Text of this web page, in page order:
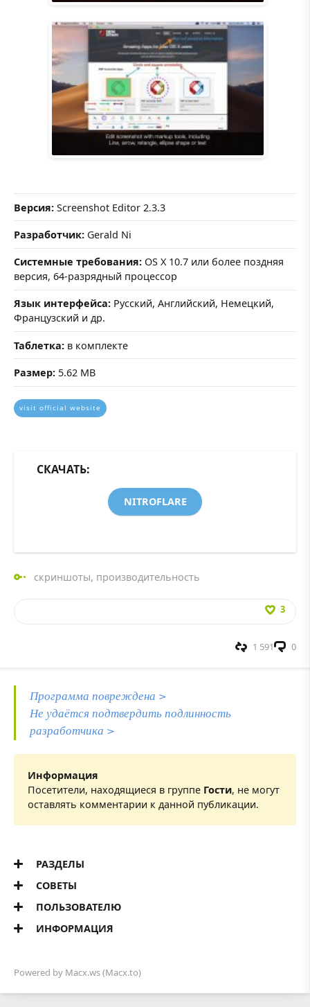
Версия: Screenshot Editor 2.3.3
Разработчик: Gerald Ni
Системные требования: OS X 10.7 или более поздняя
версия, 64-разрядный процессор
Язык интерфейса: Русский, Английский, Немецкий,
Французский и др.
Таблетка: в комплекте
Размер: 5.62 MB
visit official website
СКАЧАТЬ:
NITROFLARE
скриншоты, производительность
3
0
1 591
Программа повреждена >
Не удаётся подтвердить подлинность
разработчика >
Информация
Посетители, находящиеся в группе Гости, не могут
оставлять комментарии к данной публикации.
РАЗДЕЛЫ
СОВЕТЫ
ПОЛЬЗОВАТЕЛЮ
ИНФОРМАЦИЯ
Powered by Macx.ws(Macx.to)